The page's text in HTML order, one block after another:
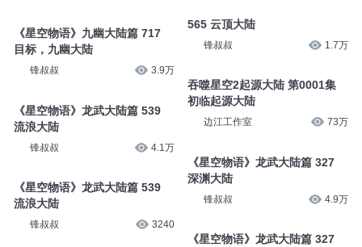
《星空物语》九幽大陆篇 717
目标，九幽大陆
锋叔叔 3.9万
《星空物语》龙武大陆篇 539
流浪大陆
锋叔叔 4.1万
《星空物语》龙武大陆篇 539
流浪大陆
锋叔叔 3240
565 云顶大陆
锋叔叔 1.7万
吞噬星空2起源大陆 第0001集
初临起源大陆
边江工作室 73万
《星空物语》龙武大陆篇 327
深渊大陆
锋叔叔 4.9万
《星空物语》龙武大陆篇 327